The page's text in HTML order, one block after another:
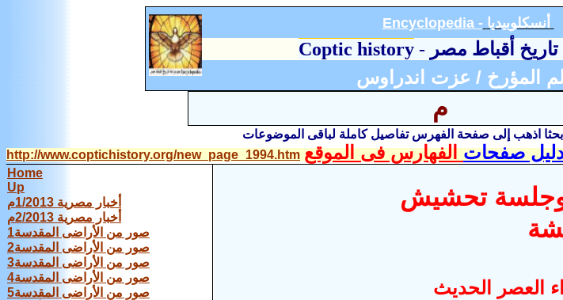
Encyclopedia - أنسكلوبيديا
أقباط مصر-
Coptic history
المؤرخ / عزت اندراوس
م
بحثا اذهب إلى صفحة الفهرس تفاصيل كاملة لباقى الموضوعات
صفحاتالفهارس فى الموقع http://www.coptichistory.org/new_page_1994.htm
Home
Up
أخبار مصرية 1/2013م
أخبار مصرية 2/2013م
صور من الأراضى المقدسة1
صور من الأراضى المقدسة2
صور من الأراضى المقدسة3
صور من الأراضى المقدسة4
صور من الأراضى المقدسة5
وجلسة تحشيش
العصر الحديث